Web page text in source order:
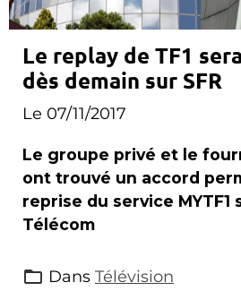
Le replay de TF1
dès demain sur SFR
Le 07/11/2017
Le groupe privé et le
ont trouvé un accord
reprise du service MYTF1
Télécom
Dans Télévision